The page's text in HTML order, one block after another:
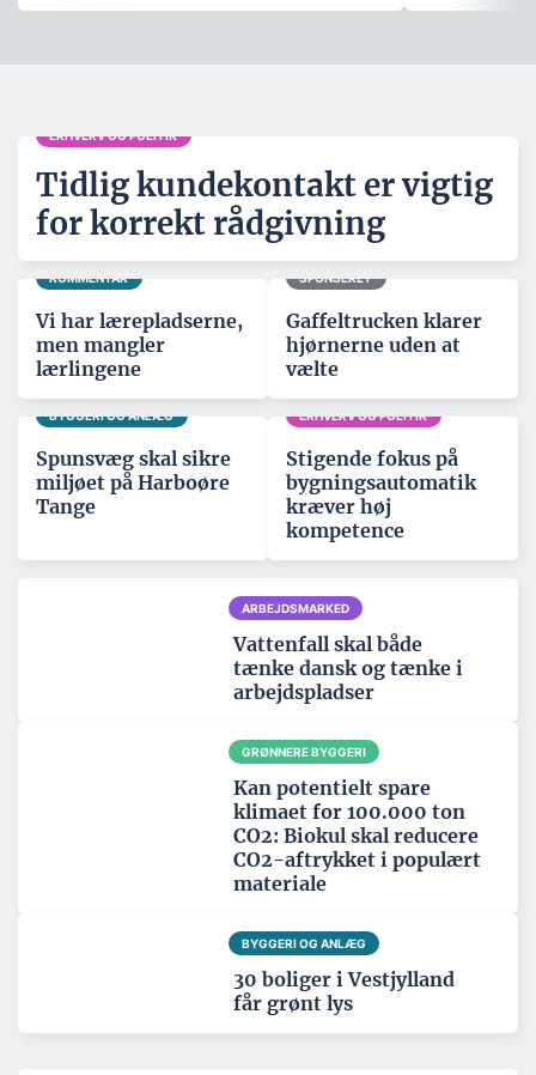
ERHVERV OG POLITIK
Tidlig kundekontakt er vigtig
for korrekt rådgivning
KOMMENTAR
Vi har lærepladserne,
men mangler
lærlingene
SPONSERET
Gaffeltrucken klarer
hjørnerne uden at
vælte
BYGGERI OG ANLÆG
Spunsvæg skal sikre
miljøet på Harboøre
Tange
ERHVERV OG POLITIK
Stigende fokus på
bygningsautomatik
kræver høj
kompetence
ARBEJDSMARKED
Vattenfall skal både
tænke dansk og tænke i
arbejdspladser
GRØNNERE BYGGERI
Kan potentielt spare
klimaet for 100.000 ton
CO2: Biokul skal reducere
CO2-aftrykket i populært
materiale
BYGGERI OG ANLÆG
30 boliger i Vestjylland
får grønt lys